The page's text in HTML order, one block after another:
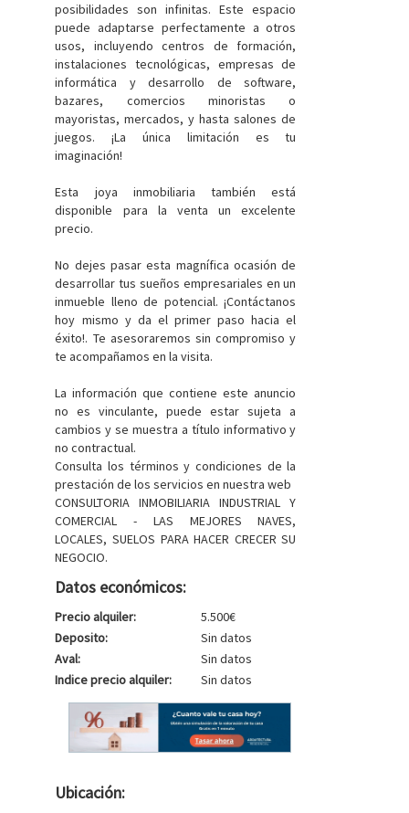
posibilidades son infinitas. Este espacio
puede adaptarse perfectamente a otros
usos, incluyendo centros de formación,
instalaciones tecnológicas, empresas de
informática y desarrollo de software,
bazares, comercios minoristas o
mayoristas, mercados, y hasta salones de
juegos. ¡La única limitación es tu
imaginación!
Esta joya inmobiliaria también está
disponible para la venta un excelente
precio.
No dejes pasar esta magnífica ocasión de
desarrollar tus sueños empresariales en un
inmueble lleno de potencial. ¡Contáctanos
hoy mismo y da el primer paso hacia el
éxito!. Te asesoraremos sin compromiso y
te acompañamos en la visita.
La información que contiene este anuncio
no es vinculante, puede estar sujeta a
cambios y se muestra a título informativo y
no contractual.
Consulta los términos y condiciones de la
prestación de los servicios en nuestra web
CONSULTORIA INMOBILIARIA INDUSTRIAL Y
COMERCIAL - LAS MEJORES NAVES,
LOCALES, SUELOS PARA HACER CRECER SU
NEGOCIO.
Datos económicos:
Precio alquiler:
5.500€
Deposito:
Sin datos
Aval:
Sin datos
Indice precio alquiler:
Sin datos
Ubicación: